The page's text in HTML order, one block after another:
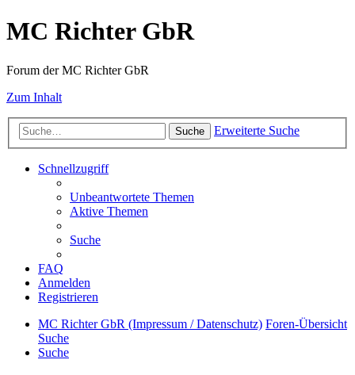
MC Richter GbR
Forum der MC Richter GbR
Zum Inhalt
Suche Erweiterte Suche
Schnellzugriff
Unbeantwortete Themen
Aktive Themen
Suche
FAQ
Anmelden
Registrieren
MC Richter GbR (Impressum / Datenschutz) Foren-Übersicht
Suche
Suche